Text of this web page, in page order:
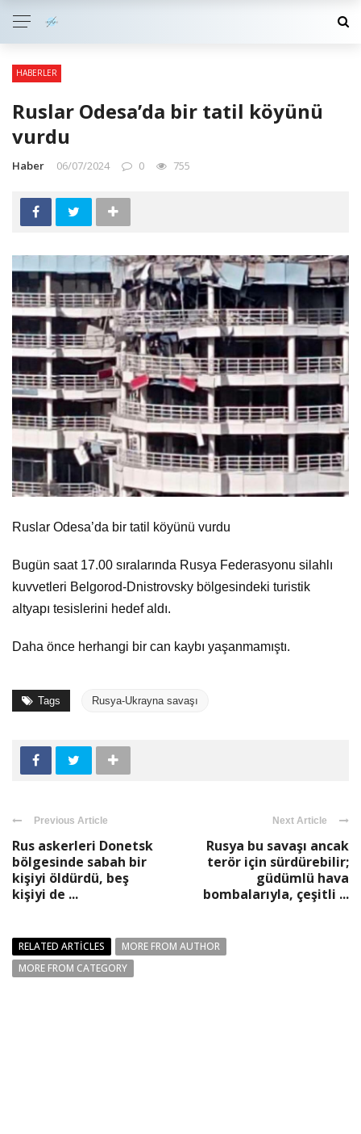
HABERLER
Ruslar Odesa’da bir tatil köyünü
vurdu
Haber 06/07/2024 0 755
Ruslar Odesa’da bir tatil köyünü vurdu
Bugün saat 17.00 sıralarında Rusya Federasyonu silahlı
kuvvetleri Belgorod-Dnistrovsky bölgesindeki turistik
altyapı tesislerini hedef aldı.
Daha önce herhangi bir can kaybı yaşanmamıştı.
Tags Rusya-Ukrayna savaşı
Previous Article
Rus askerleri Donetsk
bölgesinde sabah bir
kişiyi öldürdü, beş
kişiyi de ...
Next Article
Rusya bu savaşı ancak
terör için sürdürebilir;
güdümlü hava
bombalarıyla, çeşitli ...
RELATED ARTICLES
MORE FROM AUTHOR
MORE FROM CATEGORY